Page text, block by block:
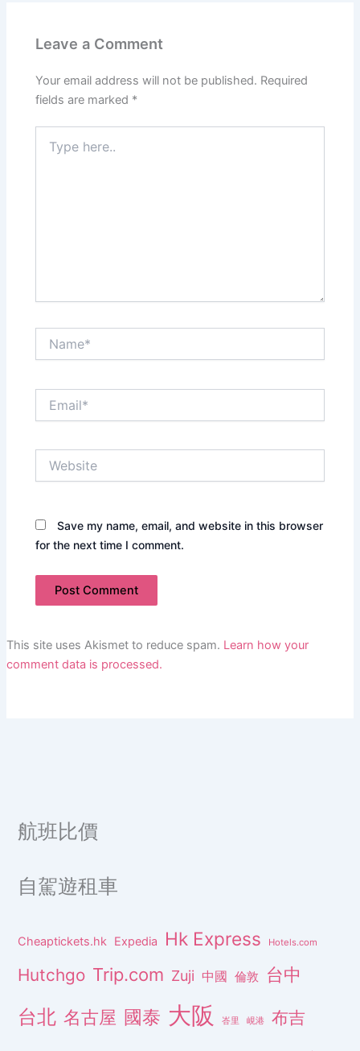
Leave a Comment
Your email address will not be published. Required
fields are marked *
here..
Save my name, email, and website in this browser
for the next time I comment.
This site uses Akismet to reduce spam. Learn how your
comment data is processed.
航班比價
自駕遊租車
Cheaptickets.hk Expedia Hk Express Hotels.com
Hutchgo Trip.com Zuji 中國 倫敦 台中
台北 名古屋 國泰 大阪 峇里 峴港 布吉